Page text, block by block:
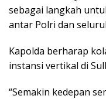
sebagai langkah
antar Polri dan
Kapolda berharap
instansi vertikal di
“Semakin kedepan